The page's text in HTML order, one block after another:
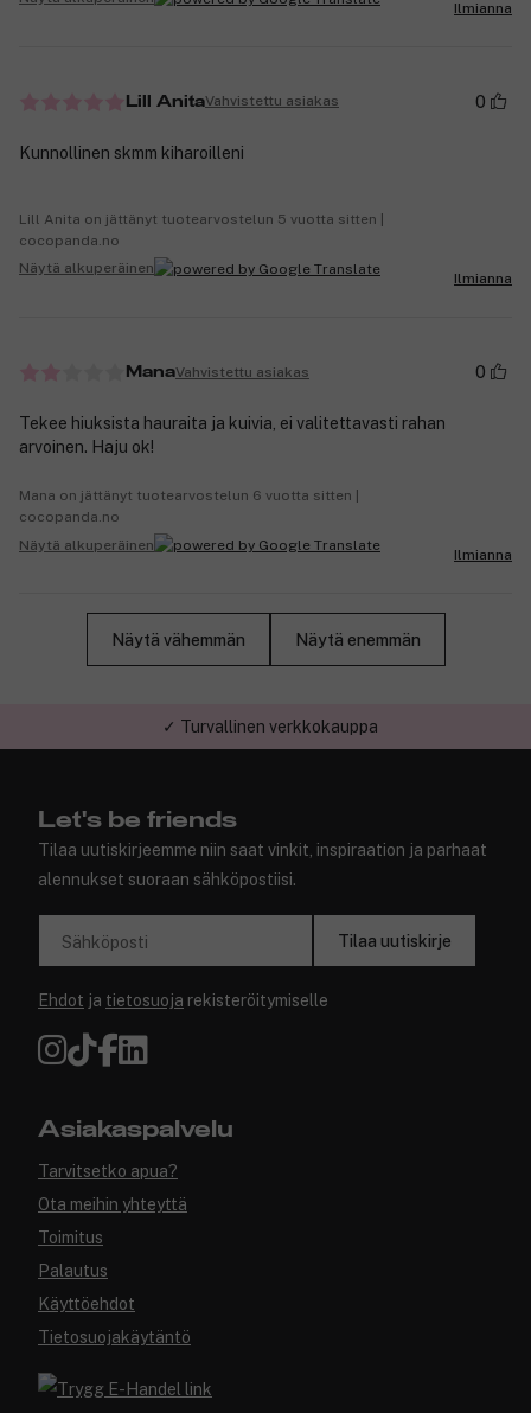
Ilmianna
Lill AnitaVahvistettu asiakas 0
Kunnollinen skmm kiharoilleni
Lill Anita on jättänyt tuotearvostelun 5 vuotta sitten |
cocopanda.no
Näytä alkuperäinen
Ilmianna
ManaVahvistettu asiakas 0
Tekee hiuksista hauraita ja kuivia, ei valitettavasti rahan
arvoinen. Haju ok!
Mana on jättänyt tuotearvostelun 6 vuotta sitten |
cocopanda.no
Näytä alkuperäinen
Ilmianna
Näytä vähemmän Näytä enemmän
✓ Turvallinen verkkokauppa
Let's be friends
Tilaa uutiskirjeemme niin saat vinkit, inspiraation ja parhaat
alennukset suoraan sähköpostiisi.
Sähköposti Tilaa uutiskirje
Ehdot ja tietosuoja rekisteröitymiselle
Asiakaspalvelu
Tarvitsetko apua?
Ota meihin yhteyttä
Toimitus
Palautus
Käyttöehdot
Tietosuojakäytäntö